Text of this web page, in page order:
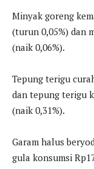
Minyak goreng
(turun 0,05%) dan
(naik 0,06%).
Tepung terigu
dan tepung terigu
(naik 0,31%).
Garam halus
gula konsumsi